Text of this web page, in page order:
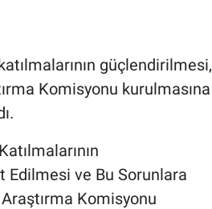
güçlendirilmesi,
Komisyonu kurulmasına
Edilmesi ve Bu Sorunlara
Komisyonu